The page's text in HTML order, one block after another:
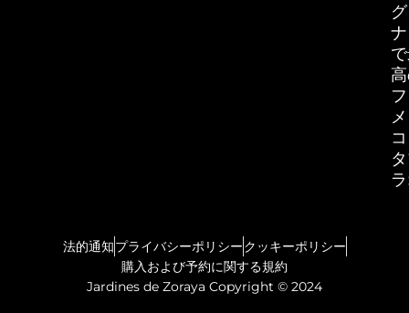
法的通知プライバシーポリシークッキーポリシー
購入および予約に関する規約
Jardines de Zoraya Copyright © 2024